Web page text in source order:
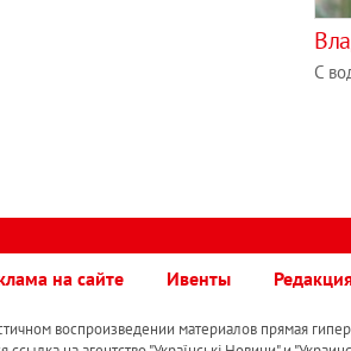
С
на сайте Ивенты
воспроизведении материалов прямая